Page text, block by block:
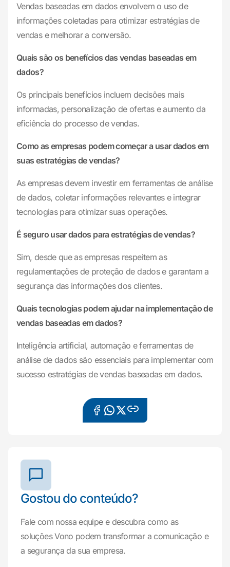
Vendas baseadas em dados envolvem o uso de
informações coletadas para otimizar estratégias de
vendas e melhorar a conversão.
Quais são os benefícios das vendas baseadas em
dados?
Os principais benefícios incluem decisões mais
informadas, personalização de ofertas e aumento da
eficiência do processo de vendas.
Como as empresas podem começar a usar dados em
suas estratégias de vendas?
As empresas devem investir em ferramentas de análise
de dados, coletar informações relevantes e integrar
tecnologias para otimizar suas operações.
É seguro usar dados para estratégias de vendas?
Sim, desde que as empresas respeitem as
regulamentações de proteção de dados e garantam a
segurança das informações dos clientes.
Quais tecnologias podem ajudar na implementação de
vendas baseadas em dados?
Inteligência artificial, automação e ferramentas de
análise de dados são essenciais para implementar com
sucesso estratégias de vendas baseadas em dados.
Gostou do conteúdo?
Fale com nossa equipe e descubra como as
soluções Vono podem transformar a comunicação e
a segurança da sua empresa.